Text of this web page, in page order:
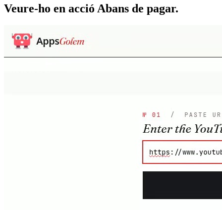
Veure-ho en acció Abans de pagar.